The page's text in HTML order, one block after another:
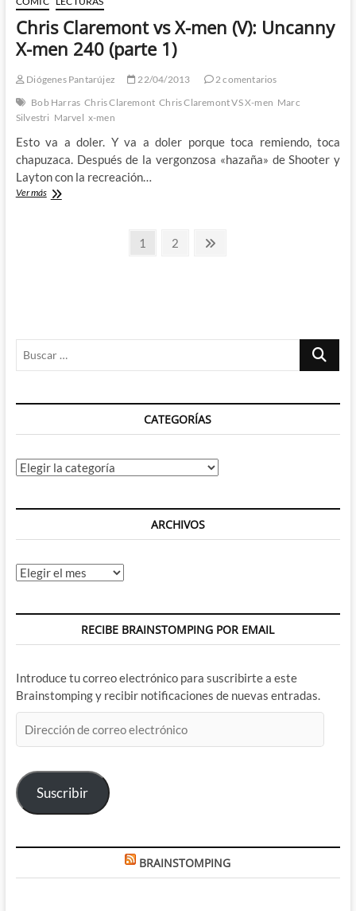
men
(V):
Uncanny
X-
240
(parte
2)
Chris Claremont vs X-men (V): Uncanny
X-men 240 (parte 1)
Diógenes Pantarújez 22/04/2013
2 comentarios
Bob Harras Chris Claremont Chris Claremont VS X-men Marc
Silvestri Marvel x-men
Esto va a doler. Y va a doler porque toca remiendo, toca
chapuzaca. Después de la vergonzosa «hazaña» de Shooter y
Layton con la recreación…
Ver másChris
Página
1 Página
2
Buscar
CATEGORÍAS
Categorías
ARCHIVOS
Archivos
RECIBE BRAINSTOMPING POR EMAIL
Introduce tu correo electrónico para suscribirte a este
Brainstomping y recibir notificaciones de nuevas entradas.
de
electrónico
Suscribir
BRAINSTOMPING